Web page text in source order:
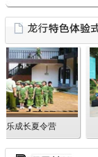
长夏令营